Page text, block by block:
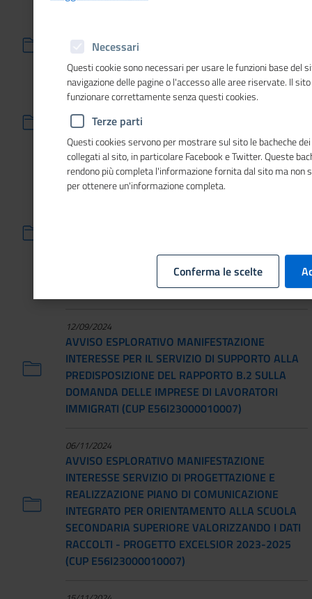
Unioncamere ai sensi dell’art. 140 del D.Lgs. n.
36/2023
18/04/2024
AVVISO DI VENDITA IMMOBILE IN BRUXELLES –
SALE OF NOTICE REAL ESTATE IN BRUXELLES
12/09/2024
AVVISO ESPLORATIVO MANIFESTAZIONE
DELLE IMPRESE ITALIANE E DI DUE REPORT DI
APPROFONDIMENTO SETTORIALE (CUP
E56I23000010007)
12/09/2024
AVVISO ESPLORATIVO MANIFESTAZIONE
INTERESSE PER IL SERVIZIO DI SUPPORTO ALLA
PREDISPOSIZIONE DEL RAPPORTO B.2 SULLA
DOMANDA DELLE IMPRESE DI LAVORATORI
IMMIGRATI (CUP E56I23000010007)
06/11/2024
AVVISO ESPLORATIVO MANIFESTAZIONE
INTERESSE SERVIZIO DI PROGETTAZIONE E
REALIZZAZIONE PIANO DI COMUNICAZIONE
INTEGRATO PER ORIENTAMENTO ALLA SCUOLA
SECONDARIA SUPERIORE VALORIZZANDO I DATI
RACCOLTI - PROGETTO EXCELSIOR 2023-2025
(CUP E56I23000010007)
Necessari
Questi cookie sono necessari per usare le funzioni base del
navigazione delle pagine o l'accesso alle aree riservate. Il
funzionare correttamente senza questi cookies.
Terze parti
Questi cookies servono per mostrare sul sito le bacheche
collegati al sito, in particolare Facebook e Twitter. Queste
rendono più completa l'informazione fornita dal sito ma non
per ottenere un'informazione completa.
Conferma le scelte